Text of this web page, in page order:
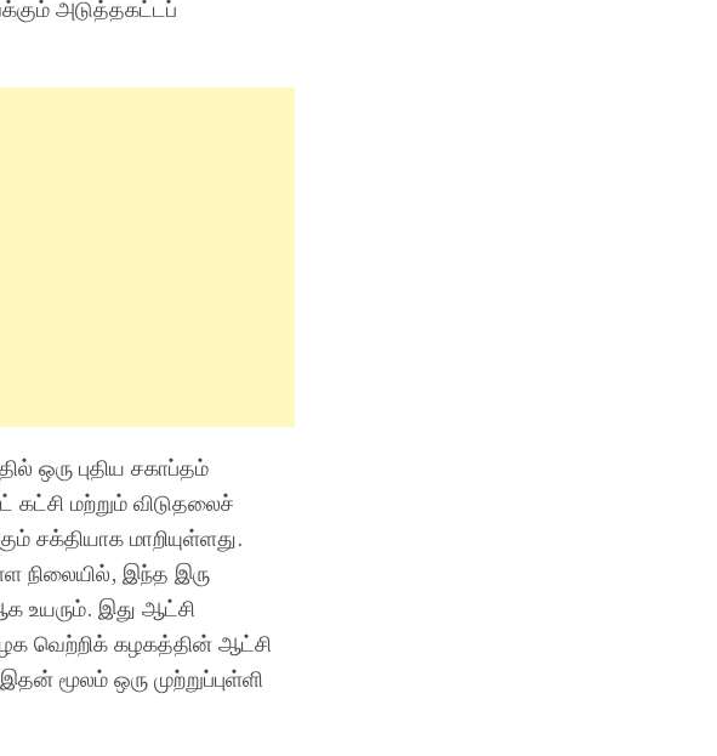
அடுத்தகட்டப்
ஒரு புதிய சகாப்தம்
மற்றும் விடுதலைச்
சக்தியாக மாறியுள்ளது.
நிலையில், இந்த இரு
உயரும். இது ஆட்சி
வெற்றிக் கழகத்தின் ஆட்சி
மூலம் ஒரு முற்றுப்புள்ளி